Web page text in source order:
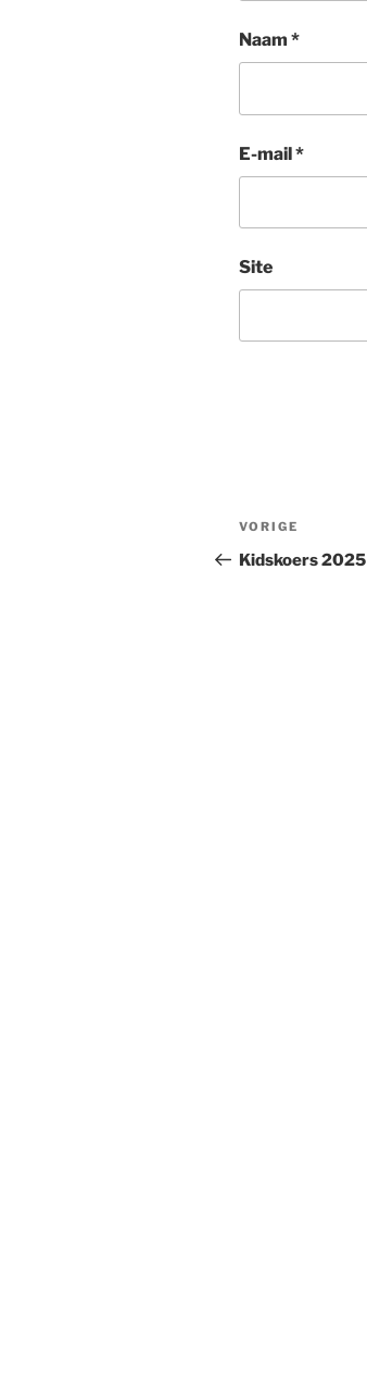
Naam *
E-mail*
Site
Bericht
navigatie
Vorig
bericht
VORIGE
Kidskoers 2025